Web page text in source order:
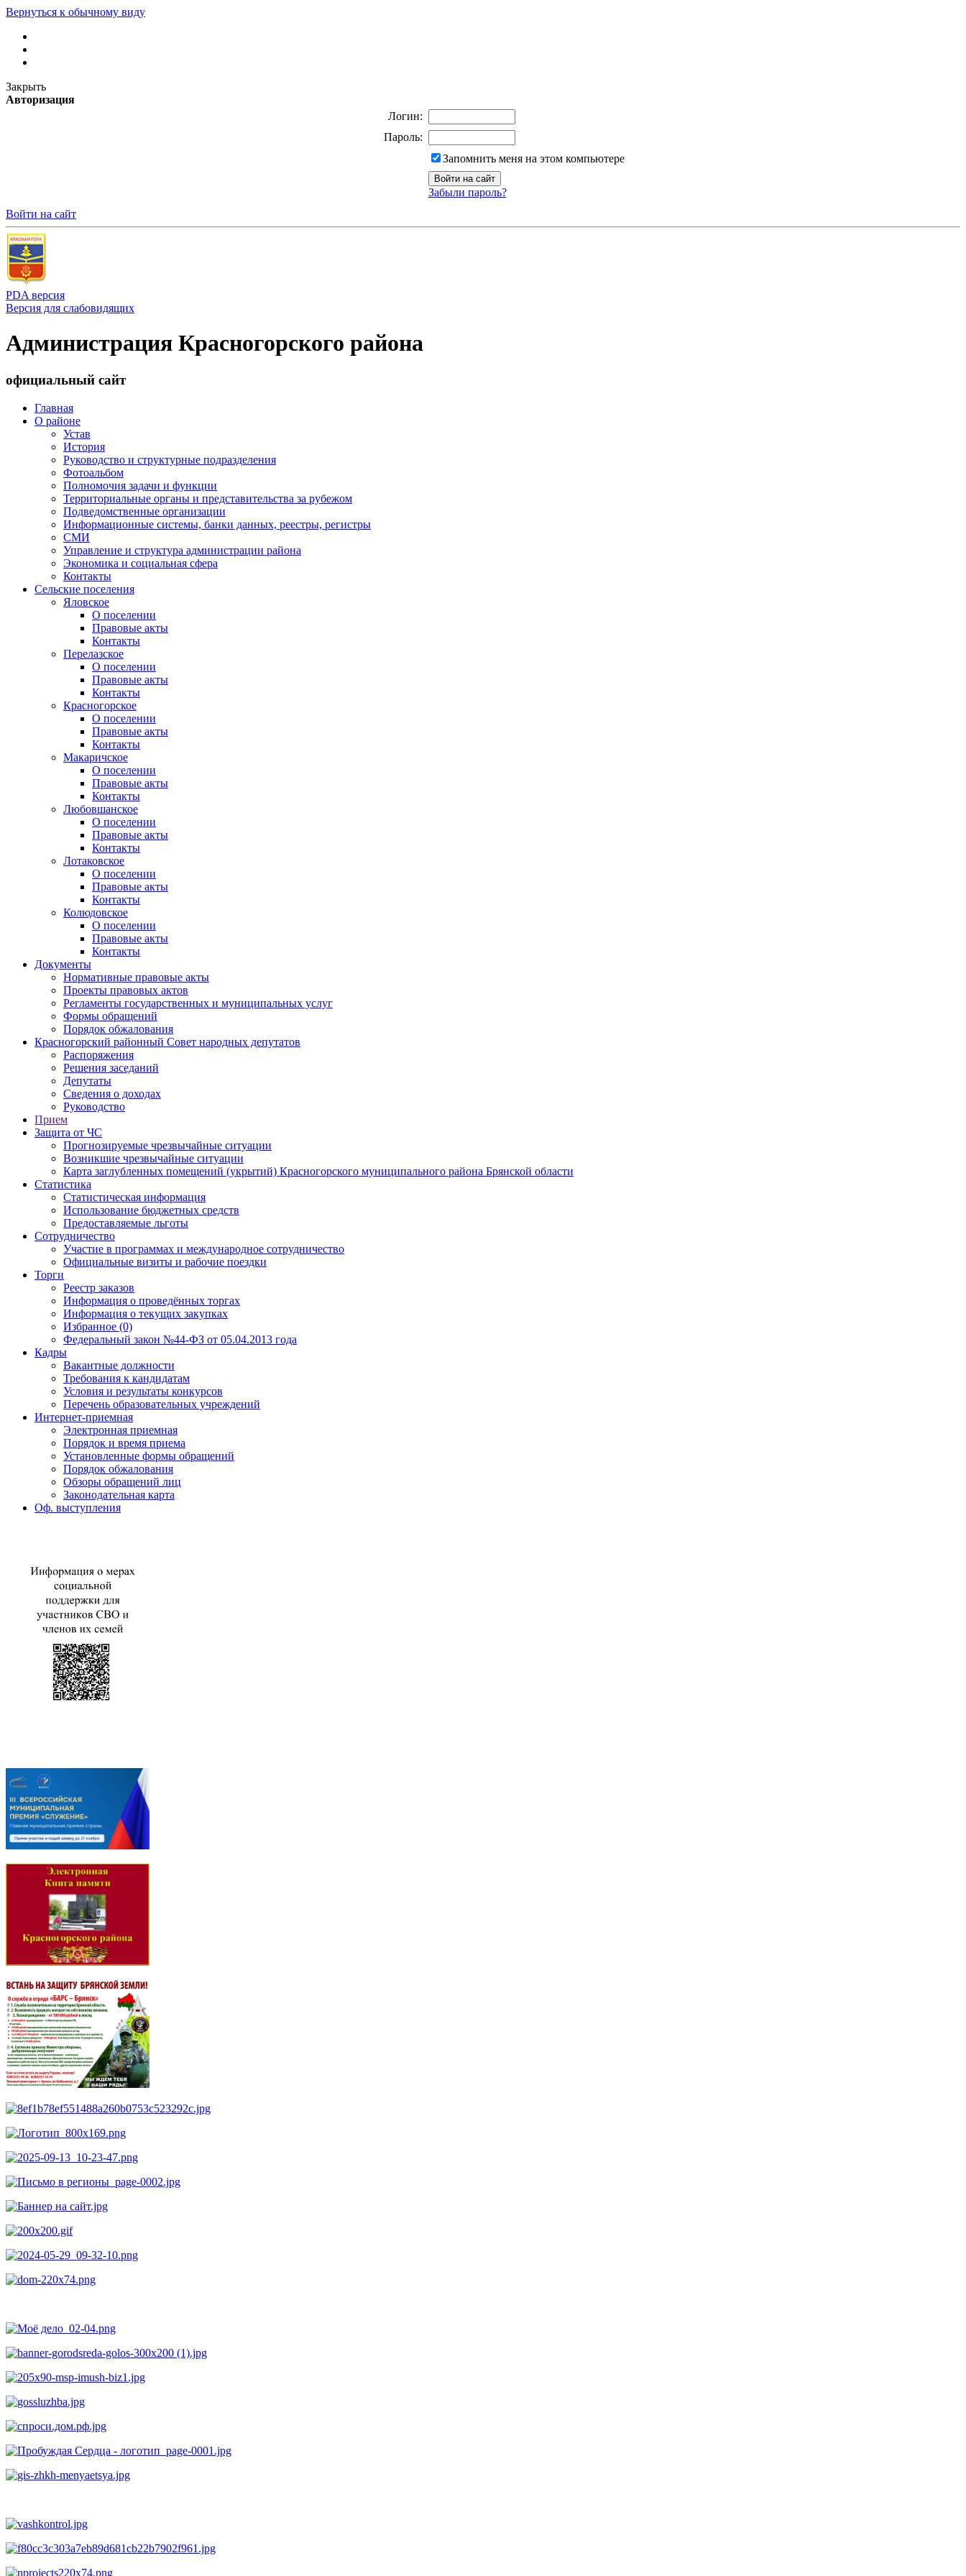
Вернуться к обычному виду
Закрыть
Авторизация
Логин:
Пароль:
Запомнить меня на этом компьютере
Забыли пароль?
Войти на сайт
PDA версия
Версия для слабовидящих
Администрация Красногорского района
официальный сайт
Главная
О районе
Устав
История
Руководство и структурные подразделения
Фотоальбом
Полномочия задачи и функции
Территориальные органы и представительства за рубежом
Подведомственные организации
Информационные системы, банки данных, реестры, регистры
СМИ
Управление и структура администрации района
Экономика и социальная сфера
Контакты
Сельские поселения
Яловское
О поселении
Правовые акты
Контакты
Перелазское
О поселении
Правовые акты
Контакты
Красногорское
О поселении
Правовые акты
Контакты
Макаричское
О поселении
Правовые акты
Контакты
Любовшанское
О поселении
Правовые акты
Контакты
Лотаковское
О поселении
Правовые акты
Контакты
Колюдовское
О поселении
Правовые акты
Контакты
Документы
Нормативные правовые акты
Проекты правовых актов
Регламенты государственных и муниципальных услуг
Формы обращений
Порядок обжалования
Красногорский районный Совет народных депутатов
Распоряжения
Решения заседаний
Депутаты
Сведения о доходах
Руководство
Прием
Защита от ЧС
Прогнозируемые чрезвычайные ситуации
Возникшие чрезвычайные ситуации
Карта заглубленных помещений (укрытий) Красногорского муниципального района Брянской области
Статистика
Статистическая информация
Использование бюджетных средств
Предоставляемые льготы
Сотрудничество
Участие в программах и международное сотрудничество
Официальные визиты и рабочие поездки
Торги
Реестр заказов
Информация о проведённых торгах
Информация о текущих закупках
Избранное (0)
Федеральный закон №44-ФЗ от 05.04.2013 года
Кадры
Вакантные должности
Требования к кандидатам
Условия и результаты конкурсов
Перечень образовательных учреждений
Интернет-приемная
Электронная приемная
Порядок и время приема
Установленные формы обращений
Порядок обжалования
Обзоры обращений лиц
Законодательная карта
Оф. выступления